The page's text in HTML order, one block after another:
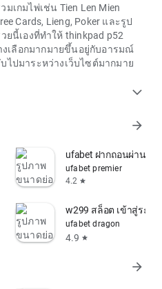
เกมไพ่เช่น Tien Len Mien
Cards, Lieng, Poker และรูป
นี้เองที่ทำให้ thinkpad p52
เลือกมากมายขึ้นอยู่กับอารมณ์
ปมาระหว่างเว็บไซต์มากมาย
expand_more
arrow_forward
login-ufabet/
ufabet ฝากถอนผ่าน วอ
ufabet premier
4.2 star
w299 สล็อต เข้าสู่ระบบ
ufabet dragon
4.9 star
arrow_forward